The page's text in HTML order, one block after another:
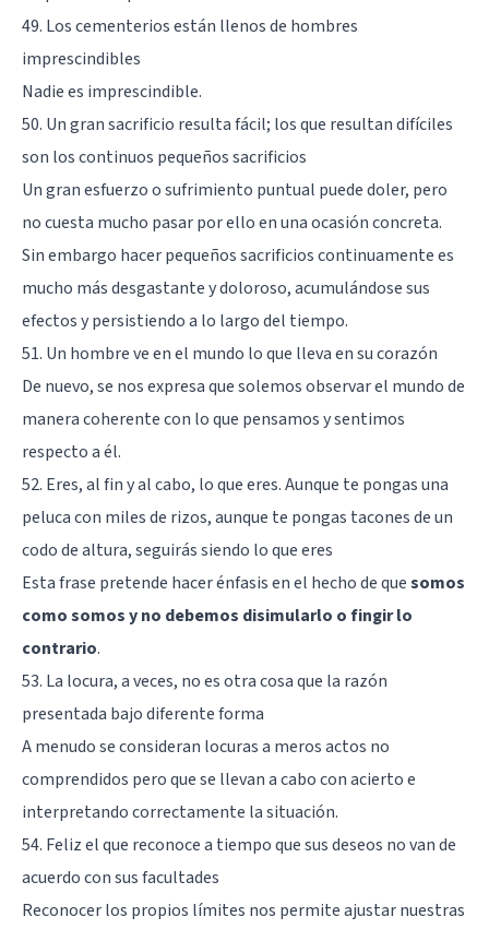
49. Los cementerios están llenos de hombres
imprescindibles
Nadie es imprescindible.
50. Un gran sacrificio resulta fácil; los que resultan difíciles
son los continuos pequeños sacrificios
Un gran esfuerzo o sufrimiento puntual puede doler, pero
no cuesta mucho pasar por ello en una ocasión concreta.
Sin embargo hacer pequeños sacrificios continuamente es
mucho más desgastante y doloroso, acumulándose sus
efectos y persistiendo a lo largo del tiempo.
51. Un hombre ve en el mundo lo que lleva en su corazón
De nuevo, se nos expresa que solemos observar el mundo de
manera coherente con lo que pensamos y sentimos
respecto a él.
52. Eres, al fin y al cabo, lo que eres. Aunque te pongas una
peluca con miles de rizos, aunque te pongas tacones de un
codo de altura, seguirás siendo lo que eres
Esta frase pretende hacer énfasis en el hecho de quesomos
como somos y no debemos disimularlo o fingir lo
contrario.
53. La locura, a veces, no es otra cosa que la razón
presentada bajo diferente forma
A menudo se consideran locuras a meros actos no
comprendidos pero que se llevan a cabo con acierto e
interpretando correctamente la situación.
54. Feliz el que reconoce a tiempo que sus deseos no van de
acuerdo con sus facultades
Reconocer los propios límites nos permite ajustar nuestras